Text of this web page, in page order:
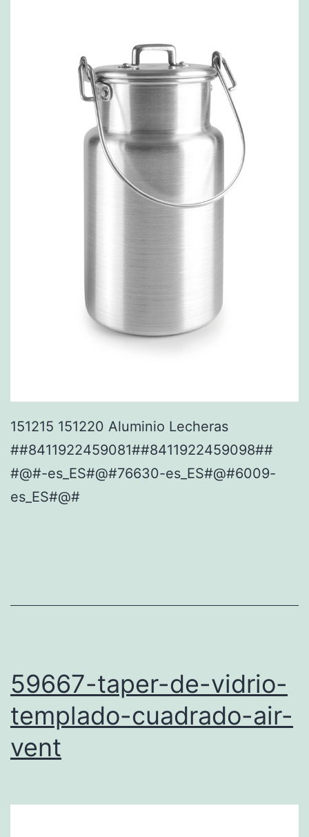
151215 151220 Aluminio Lecheras
##8411922459081##8411922459098##
#@#-es_ES#@#76630-es_ES#@#6009-
es_ES#@#
59667-taper-de-vidrio-
templado-cuadrado-air-
vent